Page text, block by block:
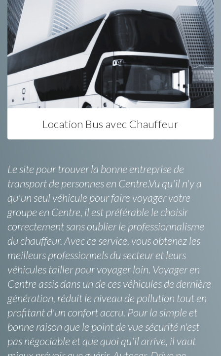
Location Bus avec Chauffeur
Le site pour trouver la bonne entreprise de
transport de personnes en Centre.Vu qu'il n'y a
qu'un seul véhicule pour faire voyager votre
groupe en Centre, il est préférable le choisir
correctement sans oublier le professionnalisme
du chauffeur. Avec ce service, vous obtenez les
meilleurs professionnels du secteur et leurs
véhicules tailler pour voyager loin. Voyager en
Centre assis dans un de ces véhicules de dernière
génération, réduit le niveau de pollution tout en
profitant d'un confort accru. Pour la simple et
bonne raison que le point de vue sécurité n'est
pas négociable et que quoi qu'il arrive, il vaut